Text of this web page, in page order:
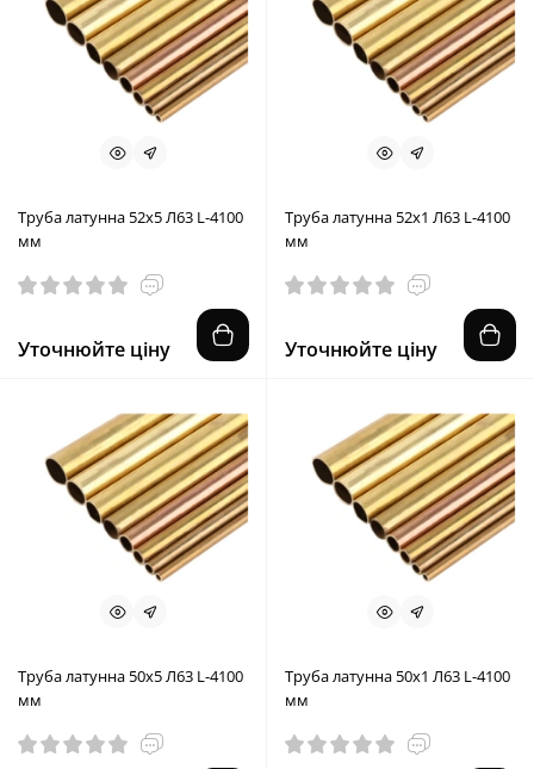
Труба латунна 52x5 Л63 L-4100
мм
Уточнюйте ціну
Труба латунна 52x1 Л63 L-4100
мм
Уточнюйте ціну
Труба латунна 50x5 Л63 L-4100
мм
Труба латунна 50x1 Л63 L-4100
мм